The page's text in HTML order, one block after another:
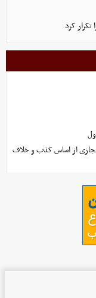
کرد
از اساس کذب و خلاف